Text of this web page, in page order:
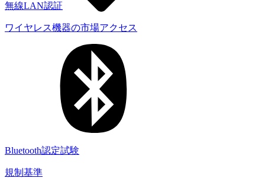
無線LAN認証
ワイヤレス機器の市場アクセス
Bluetooth認定試験
規制基準